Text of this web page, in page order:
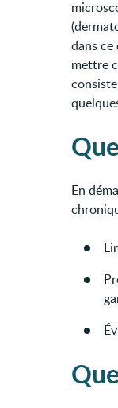
dans
mettre
En